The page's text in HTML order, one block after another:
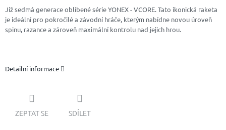
Již sedmá generace oblíbené série YONEX - VCORE. Tato ikonická raketa
je ideální pro pokročilé a závodní hráče, kterým nabídne novou úroveň
spinu, razance a zároveň maximální kontrolu nad jejich hrou.
Detailní informace
ZEPTAT SE SDÍLET